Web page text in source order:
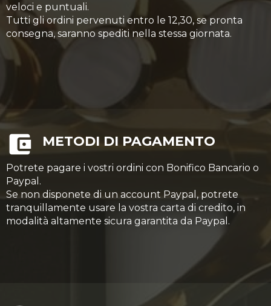
veloci e puntuali.
Tutti gli ordini pervenuti entro le 12,30, se pronta
consegna, saranno spediti nella stessa giornata.
METODI DI PAGAMENTO
Potrete pagare i vostri ordini con Bonifico Bancario o
Paypal.
Se non disponete di un account Paypal, potrete
tranquillamente usare la vostra carta di credito, in
modalità altamente sicura garantita da Paypal.